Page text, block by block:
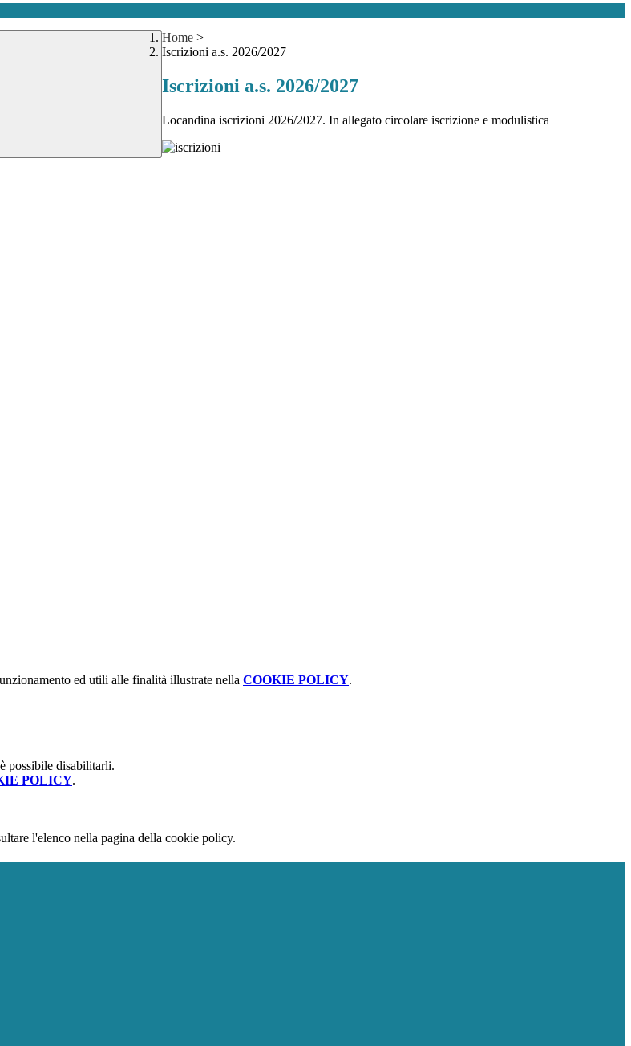
Home >
Iscrizioni a.s. 2026/2027
Iscrizioni a.s. 2026/2027
Locandina iscrizioni 2026/2027. In allegato circolare iscrizione e modulistica
ed utili alle finalità illustrate nella COOKIE POLICY.
possibile disabilitarli.
POLICY.
l'elenco nella pagina della cookie policy.